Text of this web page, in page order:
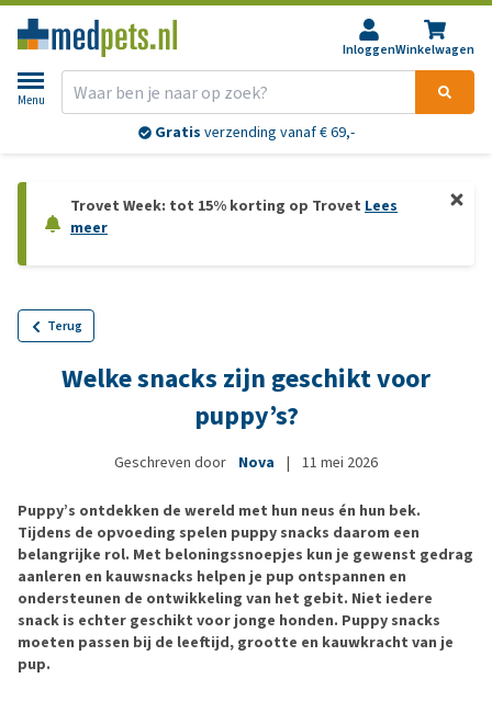
InloggenWinkelwagen
Menu
Gratis verzending vanaf € 69,-
Trovet Week: tot 15% korting op Trovet Lees
meer
Terug
Welke snacks zijn geschikt voor
puppy’s?
Geschreven door Nova | 11 mei 2026
Puppy’s ontdekken de wereld met hun neus én hun bek.
Tijdens de opvoeding spelen puppy snacks daarom een
belangrijke rol. Met beloningssnoepjes kun je gewenst gedrag
aanleren en kauwsnacks helpen je pup ontspannen en
ondersteunen de ontwikkeling van het gebit. Niet iedere
snack is echter geschikt voor jonge honden. Puppy snacks
moeten passen bij de leeftijd, grootte en kauwkracht van je
pup.